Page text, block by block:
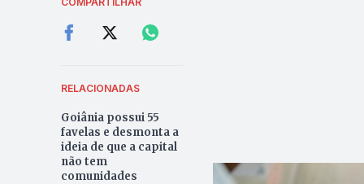
RELACIONADAS
Goiânia possui 55
favelas e desmonta a
ideia de que a capital
não tem
comunidades